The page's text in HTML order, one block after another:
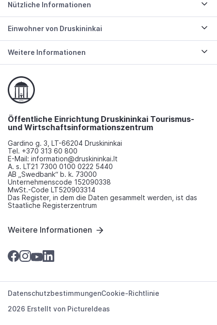
Nützliche Informationen
Einwohner von Druskininkai
Weitere Informationen
Öffentliche Einrichtung Druskininkai Tourismus-
und Wirtschaftsinformationszentrum
Gardino g. 3, LT-66204 Druskininkai
Tel. +370 313 60 800
E-Mail: information@druskininkai.lt
A. s. LT21 7300 0100 0222 5440
AB „Swedbank“ b. k. 73000
Unternehmenscode 152090338
MwSt.-Code LT520903314
Das Register, in dem die Daten gesammelt werden, ist das
Staatliche Registerzentrum
Weitere Informationen
2026 Erstellt von PictureIdeas
DatenschutzbestimmungenCookie-Richtlinie